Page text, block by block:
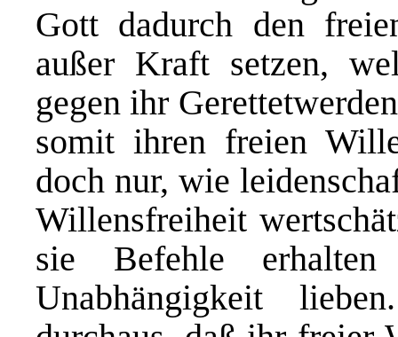
Gott dadurch den
außer Kraft setzen,
gegen ihr
somit ihren freien
doch nur, wie
Willensfreiheit
sie Befehle
Unabhängigkeit